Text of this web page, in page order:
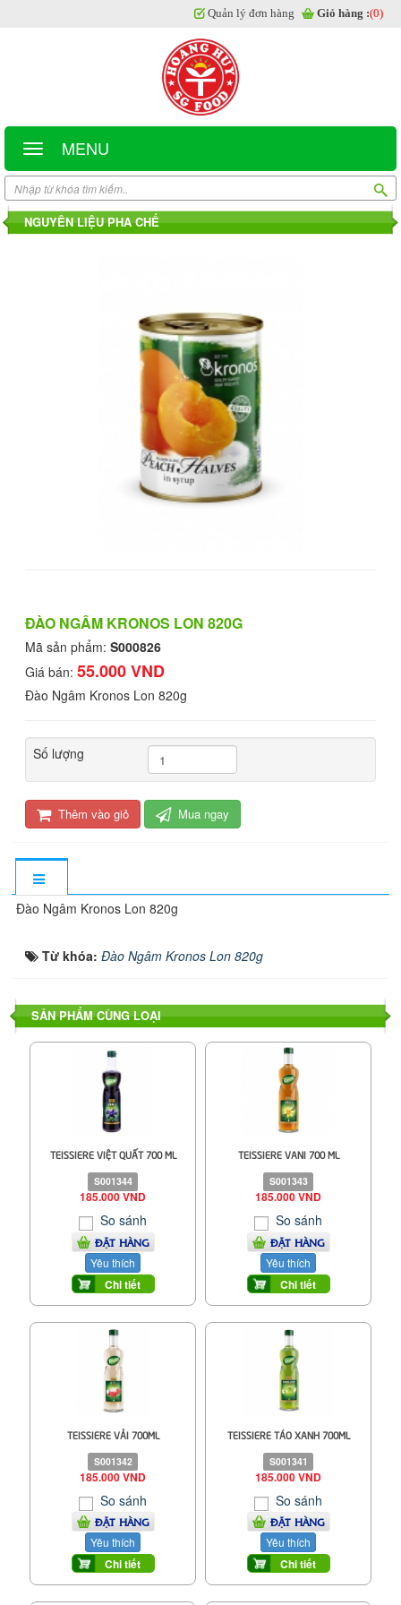
MENU
Quản lý đơn hàng Giỏ hàng :(0)
NGUYÊN LIỆU PHA CHẾ
ĐÀO NGÂM KRONOS LON 820G
Mã sản phẩm: S000826
Giá bán: 55.000 VND
Đào Ngâm Kronos Lon 820g
Số lượng
Thêm vào giỏ Mua ngay
Đào Ngâm Kronos Lon 820g
Từ khóa: Đào Ngâm Kronos Lon 820g
SẢN PHẨM CÙNG LOẠI
TEISSIERE VIỆT QUẤT 700 ML
S001344
185.000 VND
So sánh
ĐẶT HÀNG
Yêu thích
Chi tiết
TEISSIERE VANI 700 ML
S001343
185.000 VND
So sánh
ĐẶT HÀNG
Yêu thích
Chi tiết
TEISSIERE VẢI 700ML
S001342
185.000 VND
So sánh
ĐẶT HÀNG
Yêu thích
Chi tiết
TEISSIERE TÁO XANH 700ML
S001341
185.000 VND
So sánh
ĐẶT HÀNG
Yêu thích
Chi tiết